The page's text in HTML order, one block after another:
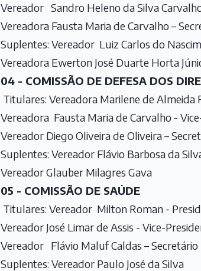
Vereador Sandro Heleno da Silva
Vereadora Fausta Maria de Carvalho –
Suplentes: Vereador Luiz Carlos do
Vereadora Ewerton José Duarte Horta
04 - COMISSÃO DE DEFESA DOS
Titulares: Vereadora Marilene de Almeida
Vereadora Fausta Maria de Carvalho -
Vereador Diego Oliveira de Oliveira –
Suplentes: Vereador Flávio Barbosa da
Vereador Glauber Milagres Gava
05 - COMISSÃO DE SAÚDE
Titulares: Vereador Milton Roman -
Vereador José Limar de Assis - Vice-
Vereador Flávio Maluf Caldas – Secretário
Suplentes: Vereador Paulo José da Silva